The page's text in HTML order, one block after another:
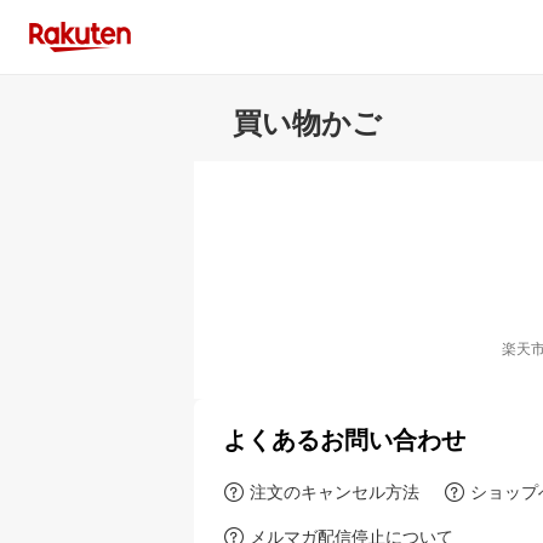
買い物かご
楽天
よくあるお問い合わせ
注文のキャンセル方法 ショッ
メルマガ配信停止について